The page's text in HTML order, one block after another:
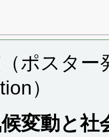
ポスタ
）
変動と社